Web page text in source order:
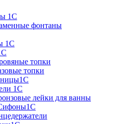
1C
фонтаны
1С
топки
топки
1С
лейки для ванны